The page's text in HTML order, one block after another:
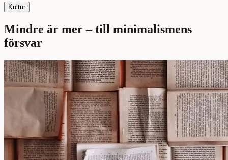
Kultur
Mindre är mer – till minimalismens
försvar